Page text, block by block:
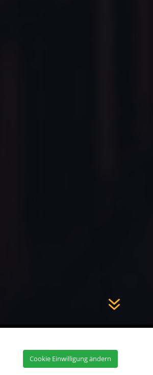
7
Cookie Einwilligung ändern